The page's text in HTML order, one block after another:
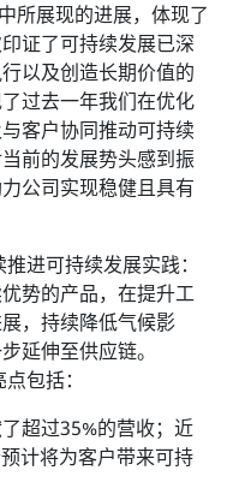
所展现的进展，体现了
证了可持续发展已深
以及创造长期价值的
过去一年我们在优化
客户协同推动可持续
前的发展势头感到振
公司实现稳健且具有
进可持续发展实践：
势的产品，在提升工
，持续降低气候影
延伸至供应链。
包括：
超过35%的营收；近
计将为客户带来可持